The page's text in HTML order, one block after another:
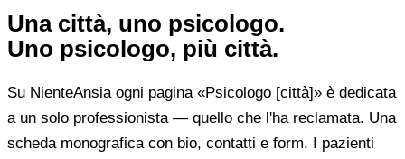
Una città, uno psicologo.
Uno psicologo, più città.
Su NienteAnsia ogni pagina «Psicologo [città]» è dedicata
a un solo professionista — quello che l'ha reclamata. Una
scheda monografica con bio, contatti e form. I pazienti